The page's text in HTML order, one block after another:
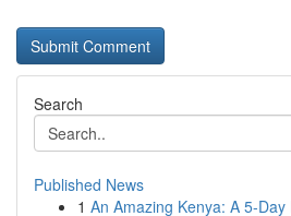
Search
Published News
1 An Amazing Kenya: A 5-